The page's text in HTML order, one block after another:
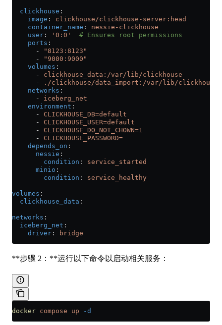
  clickhouse
:
    image
: clickhouse/clickhouse-server:head
    container_name
: nessie-clickhouse
    user
: '0:0'
  # Ensures root permissions
    ports
:
      -
"8123:8123"
      -
"9000:9000"
    volumes
:
      -
clickhouse_data:/var/lib/clickhouse
      -
./clickhouse/data_import:/var/lib/clickhouse/
    networks
:
      -
iceberg_net
    environment
:
      -
CLICKHOUSE_DB=default
      -
CLICKHOUSE_USER=default
      -
CLICKHOUSE_DO_NOT_CHOWN=1
      -
CLICKHOUSE_PASSWORD=
    depends_on
:
      nessie
:
        condition
: service_started
      minio
:
        condition
: service_healthy
volumes :
  clickhouse_data
:
networks :
  iceberg_net
:
    driver
: bridge
**步骤 2：**运行以下命令以启动相关服务：
docker compose up -d